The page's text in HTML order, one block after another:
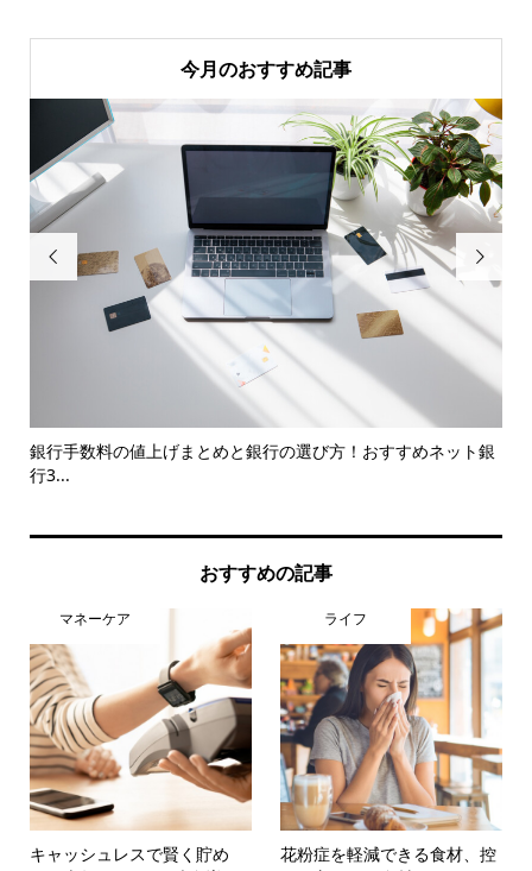
今月のおすすめ記事

銀行手数料の値上げまとめと銀行の選び方！おすすめネット銀
行3...

おすすめの記事
マネーケア
キャッシュレスで賢く貯め
ライフ
花粉症を軽減できる食材、控